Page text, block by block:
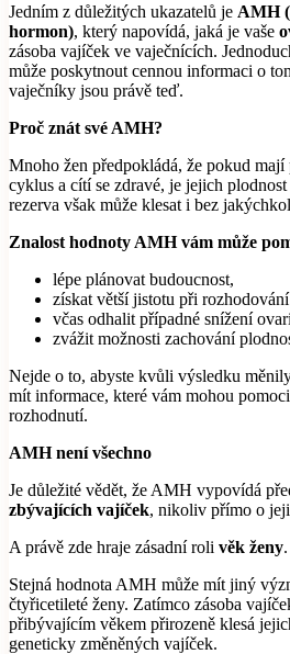
Jedním z důležitých ukazatelů je AMH
hormon), který napovídá, jaká je vaše
zásoba vajíček ve vaječnících.
může poskytnout cennou informaci o
vaječníky jsou právě teď.
Proč znát své AMH?
Mnoho žen předpokládá, že pokud
cyklus a cítí se zdravé, je jejich
rezerva však může klesat i bez
Znalost hodnoty AMH vám může
lépe plánovat budoucnost,
získat větší jistotu při
včas odhalit případné snížení
zvážit možnosti zachování
Nejde o to, abyste kvůli výsledku
mít informace, které vám mohou
rozhodnutí.
AMH není všechno
Je důležité vědět, že AMH vypovídá
zbývajících vajíček, nikoliv přímo o
A právě zde hraje zásadní roli věk ženy.
Stejná hodnota AMH může mít jiný
čtyřicetileté ženy. Zatímco zásoba
přibývajícím věkem přirozeně klesá
geneticky změněných vajíček.